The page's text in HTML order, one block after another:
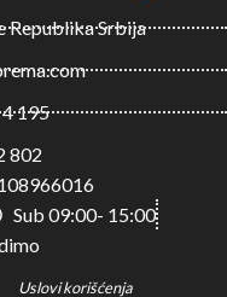
Republika Srbija
195
802
Sub 09:00- 15:00
Uslovi korišćenja